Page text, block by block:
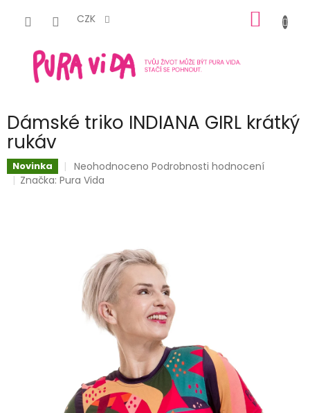
CZK
KOŠÍK
Dámské triko INDIANA GIRL krátký
rukáv
Novinka
Průměrné
hodnocení
hvězdiček.
Neohodnoceno Podrobnosti hodnocení
Značka:Pura Vida